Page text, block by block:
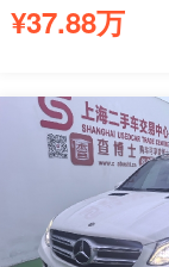
¥37.88万